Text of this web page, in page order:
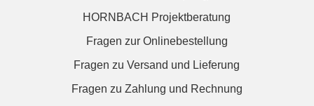
HORNBACH Projektberatung
Fragen zur Onlinebestellung
Fragen zu Versand und Lieferung
Fragen zu Zahlung und Rechnung